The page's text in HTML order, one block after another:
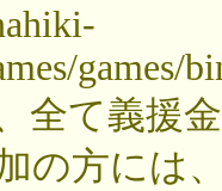
games/
全て義援
の方には